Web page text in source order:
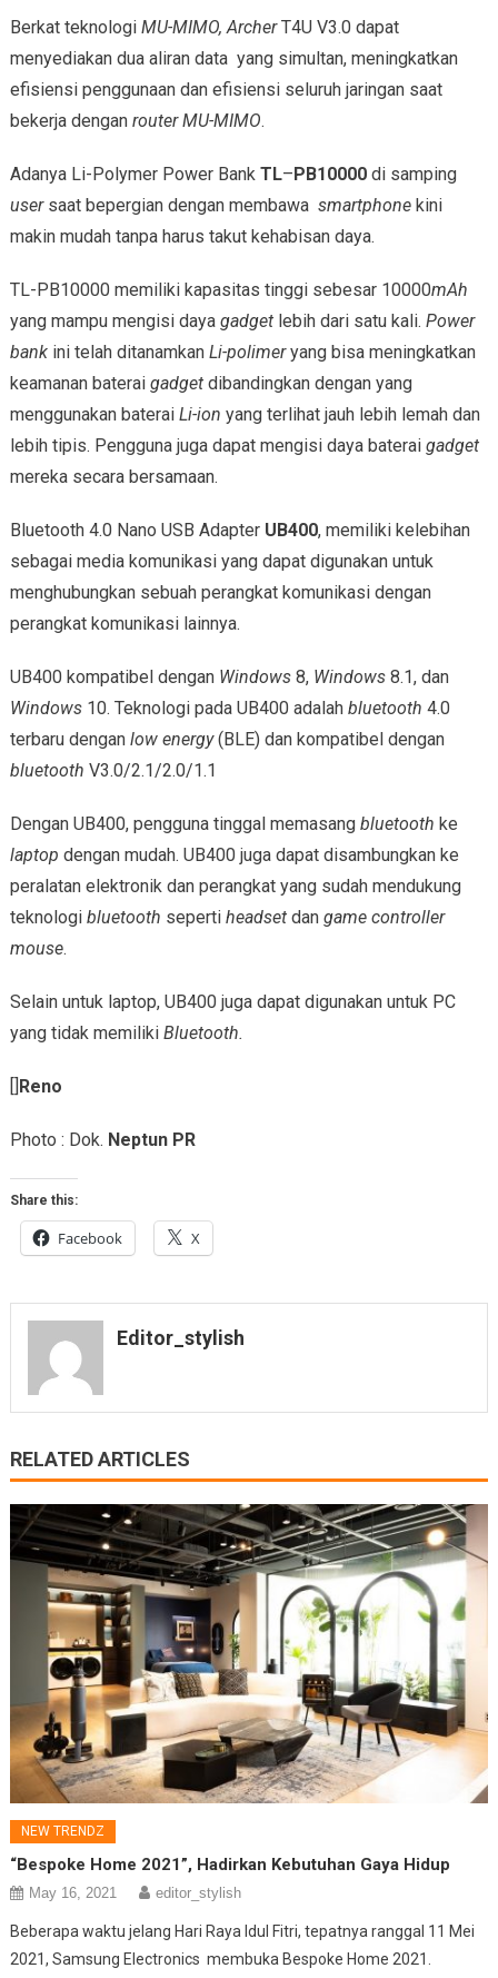
Berkat teknologi MU-MIMO, ArcherT4U V3.0 dapat
menyediakan dua aliran data yang simultan, meningkatkan
efisiensi penggunaan dan efisiensi seluruh jaringan saat
bekerja dengan router MU-MIMO.
Adanya Li-Polymer Power Bank TL–PB10000di samping
usersaat bepergian dengan membawa smartphonekini
makin mudah tanpa harus takut kehabisan daya.
TL-PB10000 memiliki kapasitas tinggi sebesar 10000mAh
yang mampu mengisi dayagadgetlebih dari satu kali. Power
bankini telah ditanamkan Li-polimeryang bisa meningkatkan
keamanan bateraigadgetdibandingkan dengan yang
menggunakan baterai Li-ion yang terlihat jauh lebih lemah dan
lebih tipis. Pengguna juga dapat mengisi daya baterai gadget
mereka secara bersamaan.
Bluetooth 4.0 Nano USB AdapterUB400, memiliki kelebihan
sebagai media komunikasi yang dapat digunakan untuk
menghubungkan sebuah perangkat komunikasi dengan
perangkat komunikasi lainnya.
UB400 kompatibel denganWindows8,Windows8.1, dan
Windows 10. Teknologi pada UB400 adalahbluetooth 4.0
terbaru denganlow energy(BLE) dan kompatibel dengan
bluetooth V3.0/2.1/2.0/1.1
Dengan UB400, pengguna tinggal memasang bluetooth ke
laptop dengan mudah. UB400 juga dapat disambungkan ke
peralatan elektronik dan perangkat yang sudah mendukung
teknologi bluetooth seperti headset dan game controller
mouse.
Selain untuk laptop, UB400 juga dapat digunakan untuk PC
yang tidak memiliki Bluetooth.
[]Reno
Photo : Dok. Neptun PR
Share this:
Facebook X
Editor_stylish
RELATED ARTICLES
NEW TRENDZ
“Bespoke Home 2021”, Hadirkan Kebutuhan Gaya Hidup
May 16, 2021 editor_stylish
Beberapa waktu jelang Hari Raya Idul Fitri, tepatnya ranggal 11 Mei
2021, Samsung Electronics membuka Bespoke Home 2021.